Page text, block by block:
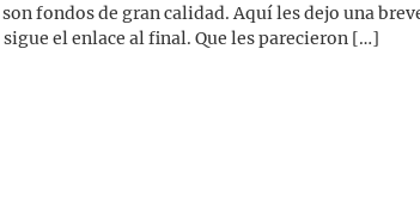
fondos de gran calidad. Aquí les dejo una
el enlace al final. Que les parecieron […]